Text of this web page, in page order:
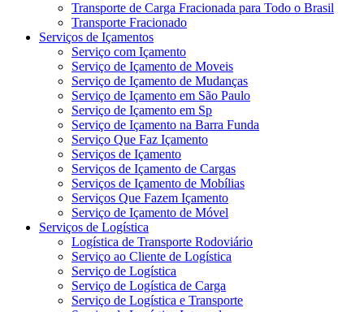
Transporte de Carga Fracionada para Todo o Brasil
Transporte Fracionado
Serviços de Içamentos
Serviço com Içamento
Serviço de Içamento de Moveis
Serviço de Içamento de Mudanças
Serviço de Içamento em São Paulo
Serviço de Içamento em Sp
Serviço de Içamento na Barra Funda
Serviço Que Faz Içamento
Serviços de Içamento
Serviços de Içamento de Cargas
Serviços de Içamento de Mobílias
Serviços Que Fazem Içamento
Serviço de Içamento de Móvel
Serviços de Logística
Logística de Transporte Rodoviário
Serviço ao Cliente de Logística
Serviço de Logística
Serviço de Logística de Carga
Serviço de Logística e Transporte